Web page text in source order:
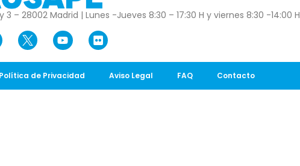
3 – 28002 Madrid | Lunes -Jueves 8:30 – 17:30 H y viernes 8:30 -14:00 H
Política de Privacidad Aviso Legal FAQ Contacto